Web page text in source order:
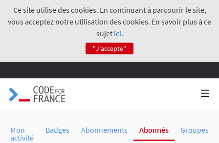
Ce site utilise des cookies. En continuant à parcourir le site,
vous acceptez notre utilisation des cookies. En savoir plus à ce
sujet ici.
"J'accepte"
Mon
activité
Badges Abonnements Abonnés Groupes